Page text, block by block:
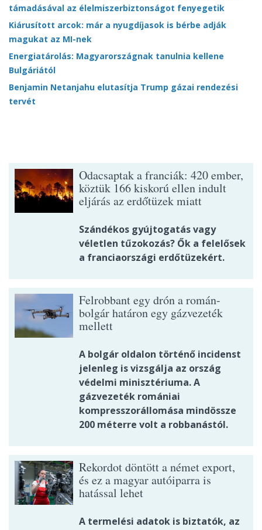
támadásával az élelmiszerbiztonságot fenyegetik
Kiárusított arcok: már a nyugdíjasok is bérbe adják
magukat az MI-nek
Energiatárolás: Magyarországnak tanulnia kellene
Bulgáriától
Benjamin Netanjahu elutasítja Trump gázai rendezési
tervét
Odacsaptak a franciák: 420 ember,
köztük 166 kiskorú ellen indult
eljárás az erdőtüzek miatt
Szándékos gyújtogatás vagy
véletlen tűzokozás? Ők a felelősek
a franciaországi erdőtüzekért.
Felrobbant egy drón a román-
bolgár határon egy gázvezeték
mellett
A bolgár oldalon történő incidenst
jelenleg is vizsgálja az ország
védelmi minisztériuma. A
gázvezeték romániai
kompresszorállomása mindössze
200 méterre volt a robbanástól.
Rekordot döntött a német export,
és ez a magyar autóiparra is
hatással lehet
A termelési adatok is biztatók, az